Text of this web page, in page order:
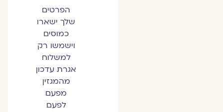
הפרטים
שלך ישארו
כמוסים
וישמשו רק
למשלוח
אגרת עדכון
מהמגזין
מפעם
לפעם